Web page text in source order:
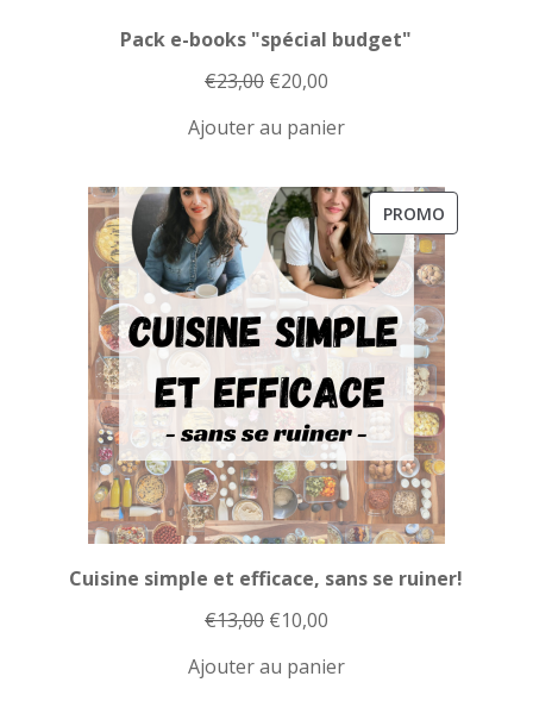
Pack e-books "spécial budget"
€23,00 Le
initial
€23,00.
€20,00Le
€20,00.
Ajouter au panier
PROMOPRODUIT
Cuisine simple et efficace, sans se ruiner!
€13,00 Le
initial
€10,00Le
Ajouter au panier